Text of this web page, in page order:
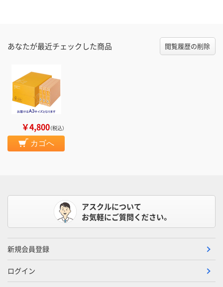
あなたが最近チェックした商品 閲覧履歴の削除
￥4,800（税込）
カゴへ
アスクルについて
お気軽にご質問ください。
新規会員登録
ログイン